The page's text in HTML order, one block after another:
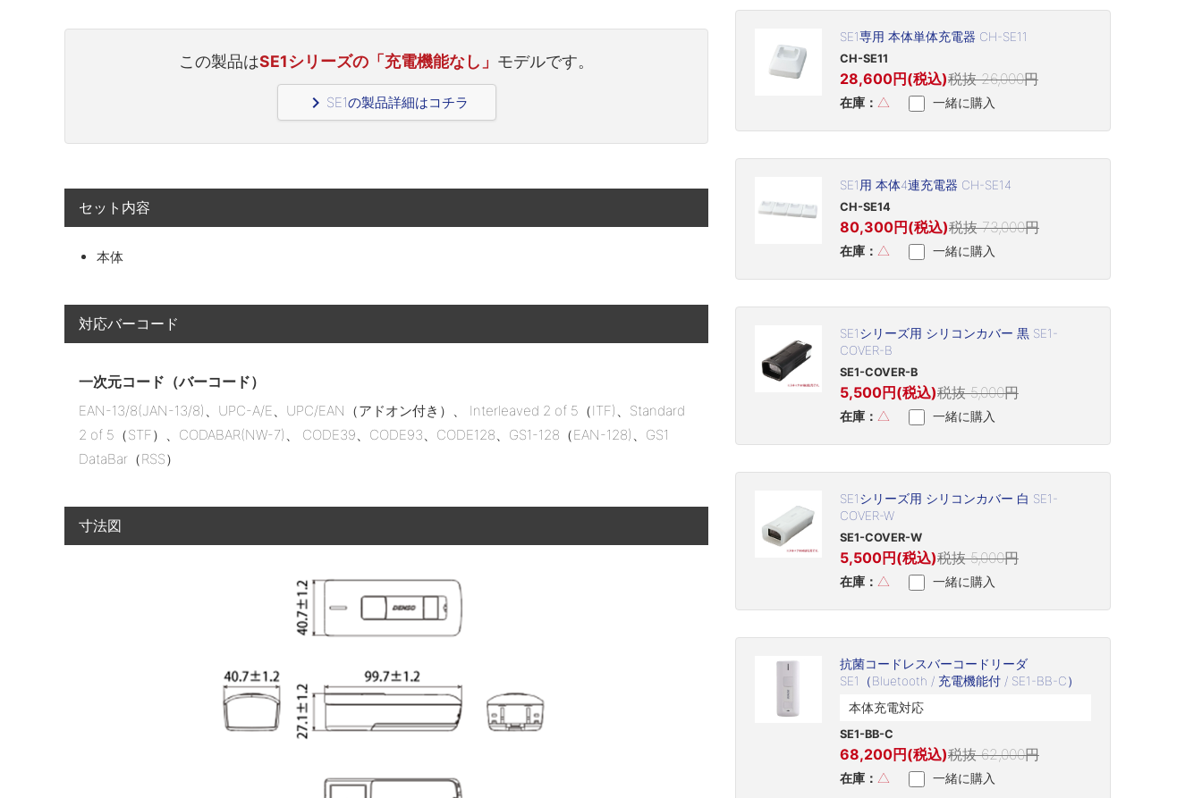
この製品はSE1シリーズの「充電機能なし」 モデルです。
navigate_next SE1の製品詳細はコチラ
セット内容
本体
対応バーコード
一次元コード（バーコード）
EAN-13/8(JAN-13/8)、UPC-A/E、UPC/EAN（アドオン付き）、 Interleaved 2 of 5（ITF)、Standard
2 of 5（STF）、CODABAR(NW-7)、 CODE39、CODE93、CODE128、GS1-128（EAN-128)、GS1
DataBar（RSS）
寸法図
SE1専用 本体単体充電器 CH-SE11
CH-SE11
28,600円(税込)税抜 26,000円
在庫： △ 一緒に購入
SE1用 本体4連充電器 CH-SE14
CH-SE14
80,300円(税込)税抜 73,000円
在庫： △ 一緒に購入
SE1シリーズ用 シリコンカバー 黒 SE1-
COVER-B
SE1-COVER-B
5,500円(税込)税抜 5,000円
在庫： △ 一緒に購入
SE1シリーズ用 シリコンカバー 白 SE1-
COVER-W
SE1-COVER-W
5,500円(税込)税抜 5,000円
在庫： △ 一緒に購入
抗菌コードレスバーコードリーダ
SE1（Bluetooth / 充電機能付 / SE1-BB-C）
本体充電対応
SE1-BB-C
68,200円(税込)税抜 62,000円
在庫： △ 一緒に購入